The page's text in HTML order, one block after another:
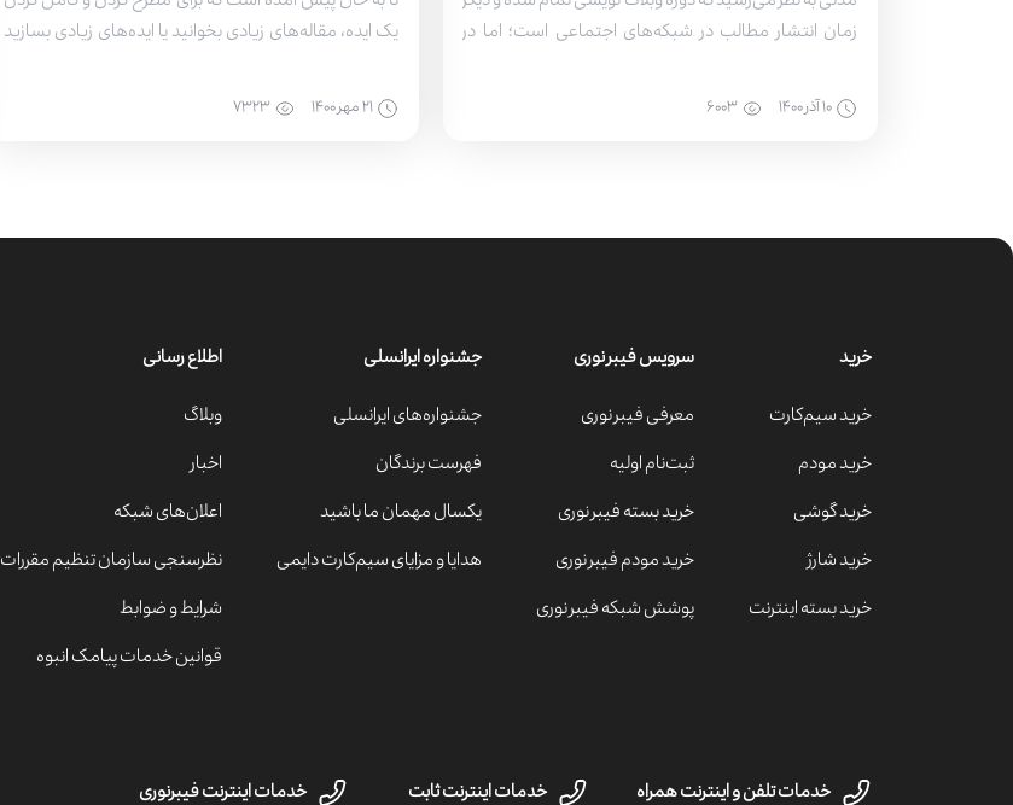
زمان انتشار مطالب در شبکه‌های اجتماعی است؛ اما در
فضای وبلاگ‌ها به فضایی حرفه‌ای‌تر و کاربردی‌تر از گذشته
تبدیل شوند. بهتر است بدانید نوشتن وبلاگ باعث رشد
۱۰ آذر ۱۴۰۰ ۶۰۰۳
یک ایده، مقاله‌های زیادی بخوانید یا ایده‌های زیادی بسازید
که با ایده‌ها و اطلاعات زیادی محاصره شده‌اید و برای نظم
بخشیدن به افکارتان به چالش خورده‌اید، نقشه ذهنی یا
۲۱ مهر ۱۴۰۰ ۷۳۲۳
خرید
خرید سیم‌کارت
خرید مودم
خرید گوشی
خرید شارژ
خرید بسته اینترنت
سرویس فیبر نوری
معرفی فیبر نوری
ثبت‌نام اولیه
خرید بسته فیبر نوری
خرید مودم فیبر نوری
پوشش شبکه فیبر نوری
جشنواره ایرانسلی
جشنواره‌های ایرانسلی
فهرست برندگان
یکسال مهمان ما باشید
هدایا و مزایای سیم‌کارت دايمی
اطلاع رسانی
وبلاگ
اخبار
اعلان‌های شبکه
نظرسنجی سازمان تنظیم مقررات
شرایط و ضوابط
قوانین خدمات پیامک انبوه
خدمات تلفن و اینترنت همراه خدمات اینترنت ثابت خدمات اینترنت فیبرنوری